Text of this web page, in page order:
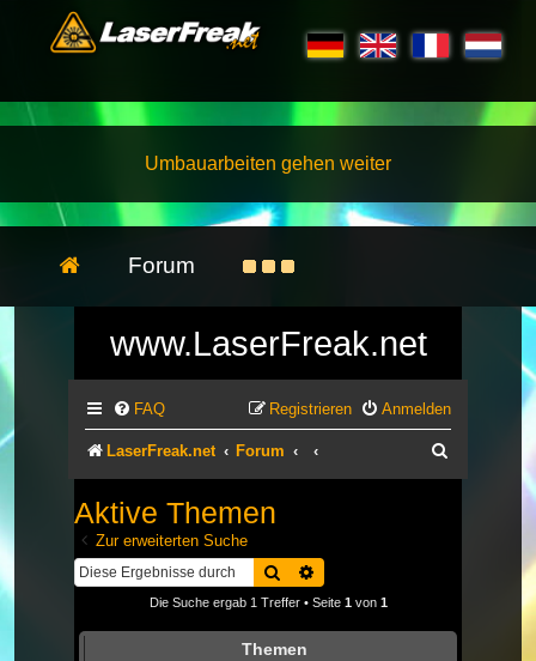
Umbauarbeiten gehen weiter
Forum
www.LaserFreak.net
FAQ Anmelden
Registrieren
LaserFreak.net Forum
Aktive Themen
Zur erweiterten Suche
Suche
Die Suche ergab 1 Treffer • Seite 1von 1
Themen